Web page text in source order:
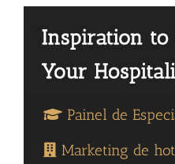
Painel de
Marketing de